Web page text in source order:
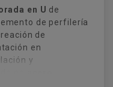
en U de
de perfilería
de
en
y